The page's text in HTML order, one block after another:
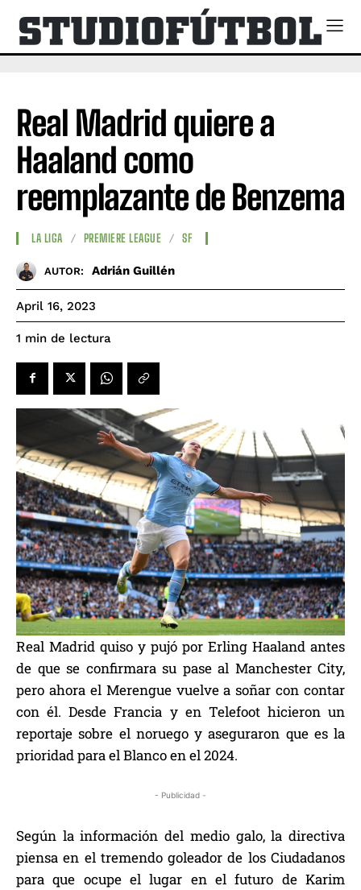
Real Madrid quiere a
Haaland como
reemplazante de Benzema
LA LIGA PREMIERE LEAGUE SF
AUTOR: Adrián Guillén
April 16, 2023
1 min de lectura
Real Madrid quiso y pujó por Erling Haaland antes
de que se confirmara su pase al Manchester City,
pero ahora el Merengue vuelve a soñar con contar
con él. Desde Francia y en Telefoot hicieron un
reportaje sobre el noruego y aseguraron que es la
prioridad para el Blanco en el 2024.
- Publicidad -
Según la información del medio galo, la directiva
piensa en el tremendo goleador de los Ciudadanos
para que ocupe el lugar en el futuro de Karim